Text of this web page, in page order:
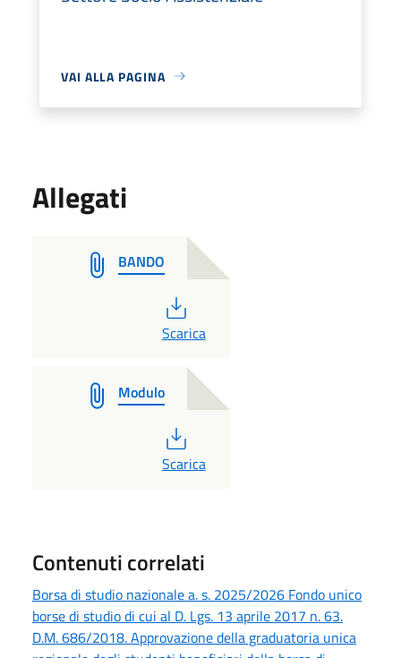
VAI ALLA PAGINA
Allegati
BANDO
PDF
Scarica
Modulo
PDF
Scarica
Contenuti correlati
Borsa di studio nazionale a. s. 2025/2026 Fondo unico
borse di studio di cui al D. Lgs. 13 aprile 2017 n. 63.
D.M. 686/2018. Approvazione della graduatoria unica